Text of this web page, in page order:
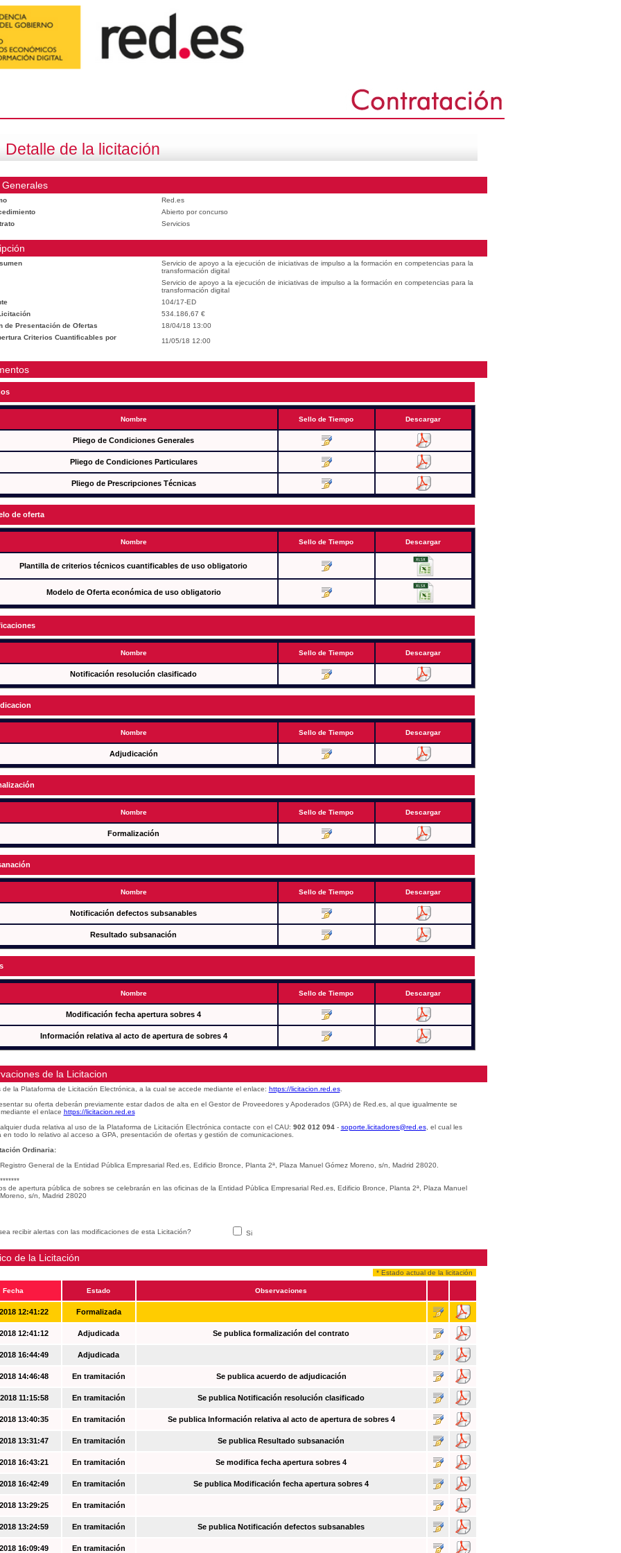
Detalle de la licitación
Generales
Red.es
Abierto por concurso
Servicios
Servicio de apoyo a la ejecución de iniciativas de impulso a la formación en competencias para la
transformación digital
Servicio de apoyo a la ejecución de iniciativas de impulso a la formación en competencias para la
transformación digital
104/17-ED
534.186,67 €
de Presentación de Ofertas
18/04/18 13:00
Criterios Cuantificables por
11/05/18 12:00
Nombre Sello de Tiempo Descargar
Pliego de Condiciones Generales
Pliego de Condiciones Particulares
Pliego de Prescripciones Técnicas
de oferta
Nombre Sello de Tiempo Descargar
Plantilla de criterios técnicos cuantificables de uso obligatorio
Modelo de Oferta económica de uso obligatorio
Nombre Sello de Tiempo Descargar
Notificación resolución clasificado
Nombre Sello de Tiempo Descargar
Adjudicación
Nombre Sello de Tiempo Descargar
Formalización
Nombre Sello de Tiempo Descargar
Notificación defectos subsanables
Resultado subsanación
Nombre Sello de Tiempo Descargar
Modificación fecha apertura sobres 4
Información relativa al acto de apertura de sobres 4
de la Licitacion
de la Plataforma de Licitación Electrónica, a la cual se accede mediante el enlace: https://licitacion.red.es.
su oferta deberán previamente estar dados de alta en el Gestor de Proveedores y Apoderados (GPA) de Red.es, al que igualmente se
el enlace https://licitacion.red.es
duda relativa al uso de la Plataforma de Licitación Electrónica contacte con el CAU: 902 012 094- soporte.licitadores@red.es, el cual les
en todo lo relativo al acceso a GPA, presentación de ofertas y gestión de comunicaciones.
Ordinaria:
General de la Entidad Pública Empresarial Red.es, Edificio Bronce, Planta 2ª, Plaza Manuel Gómez Moreno, s/n, Madrid 28020.
de apertura pública de sobres se celebrarán en las oficinas de la Entidad Pública Empresarial Red.es, Edificio Bronce, Planta 2ª, Plaza Manuel
s/n, Madrid 28020
recibir alertas con las modificaciones de esta Licitación? Si
de la Licitación
* Estado actual de la licitación
Fecha Estado Observaciones
12:41:22 Formalizada
12:41:12 Adjudicada Se publica formalización del contrato
16:44:49 Adjudicada
14:46:48 En tramitación Se publica acuerdo de adjudicación
11:15:58 En tramitación Se publica Notificación resolución clasificado
13:40:35 En tramitación Se publica Información relativa al acto de apertura de sobres 4
13:31:47 En tramitación Se publica Resultado subsanación
16:43:21 En tramitación Se modifica fecha apertura sobres 4
16:42:49 En tramitación Se publica Modificación fecha apertura sobres 4
13:29:25 En tramitación
13:24:59 En tramitación Se publica Notificación defectos subsanables
16:09:49 En tramitación